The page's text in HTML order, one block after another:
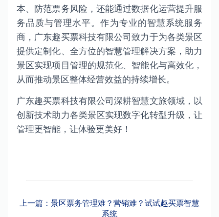
本、防范票务风险，还能通过数据化运营提升服
务品质与管理水平。作为专业的智慧系统服务
商，广东趣买票科技有限公司致力于为各类景区
提供定制化、全方位的智慧管理解决方案，助力
景区实现项目管理的规范化、智能化与高效化，
从而推动景区整体经营效益的持续增长。
广东趣买票科技有限公司深耕智慧文旅领域，以
创新技术助力各类景区实现数字化转型升级，让
管理更智能，让体验更美好！
上一篇：景区票务管理难？营销难？试试趣买票智慧
系统